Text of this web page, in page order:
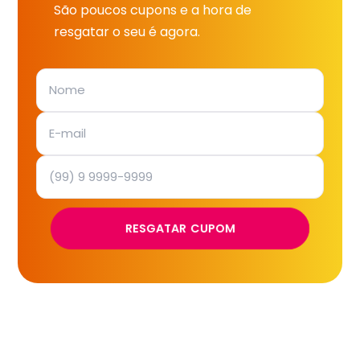
São poucos cupons e a hora de
resgatar o seu é agora.
RESGATAR CUPOM